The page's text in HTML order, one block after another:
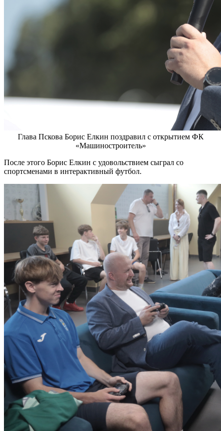
Глава Пскова Борис Елкин поздравил с открытием ФК
«Машиностроитель»
После этого Борис Елкин с удовольствием сыграл со
спортсменами в интерактивный футбол.